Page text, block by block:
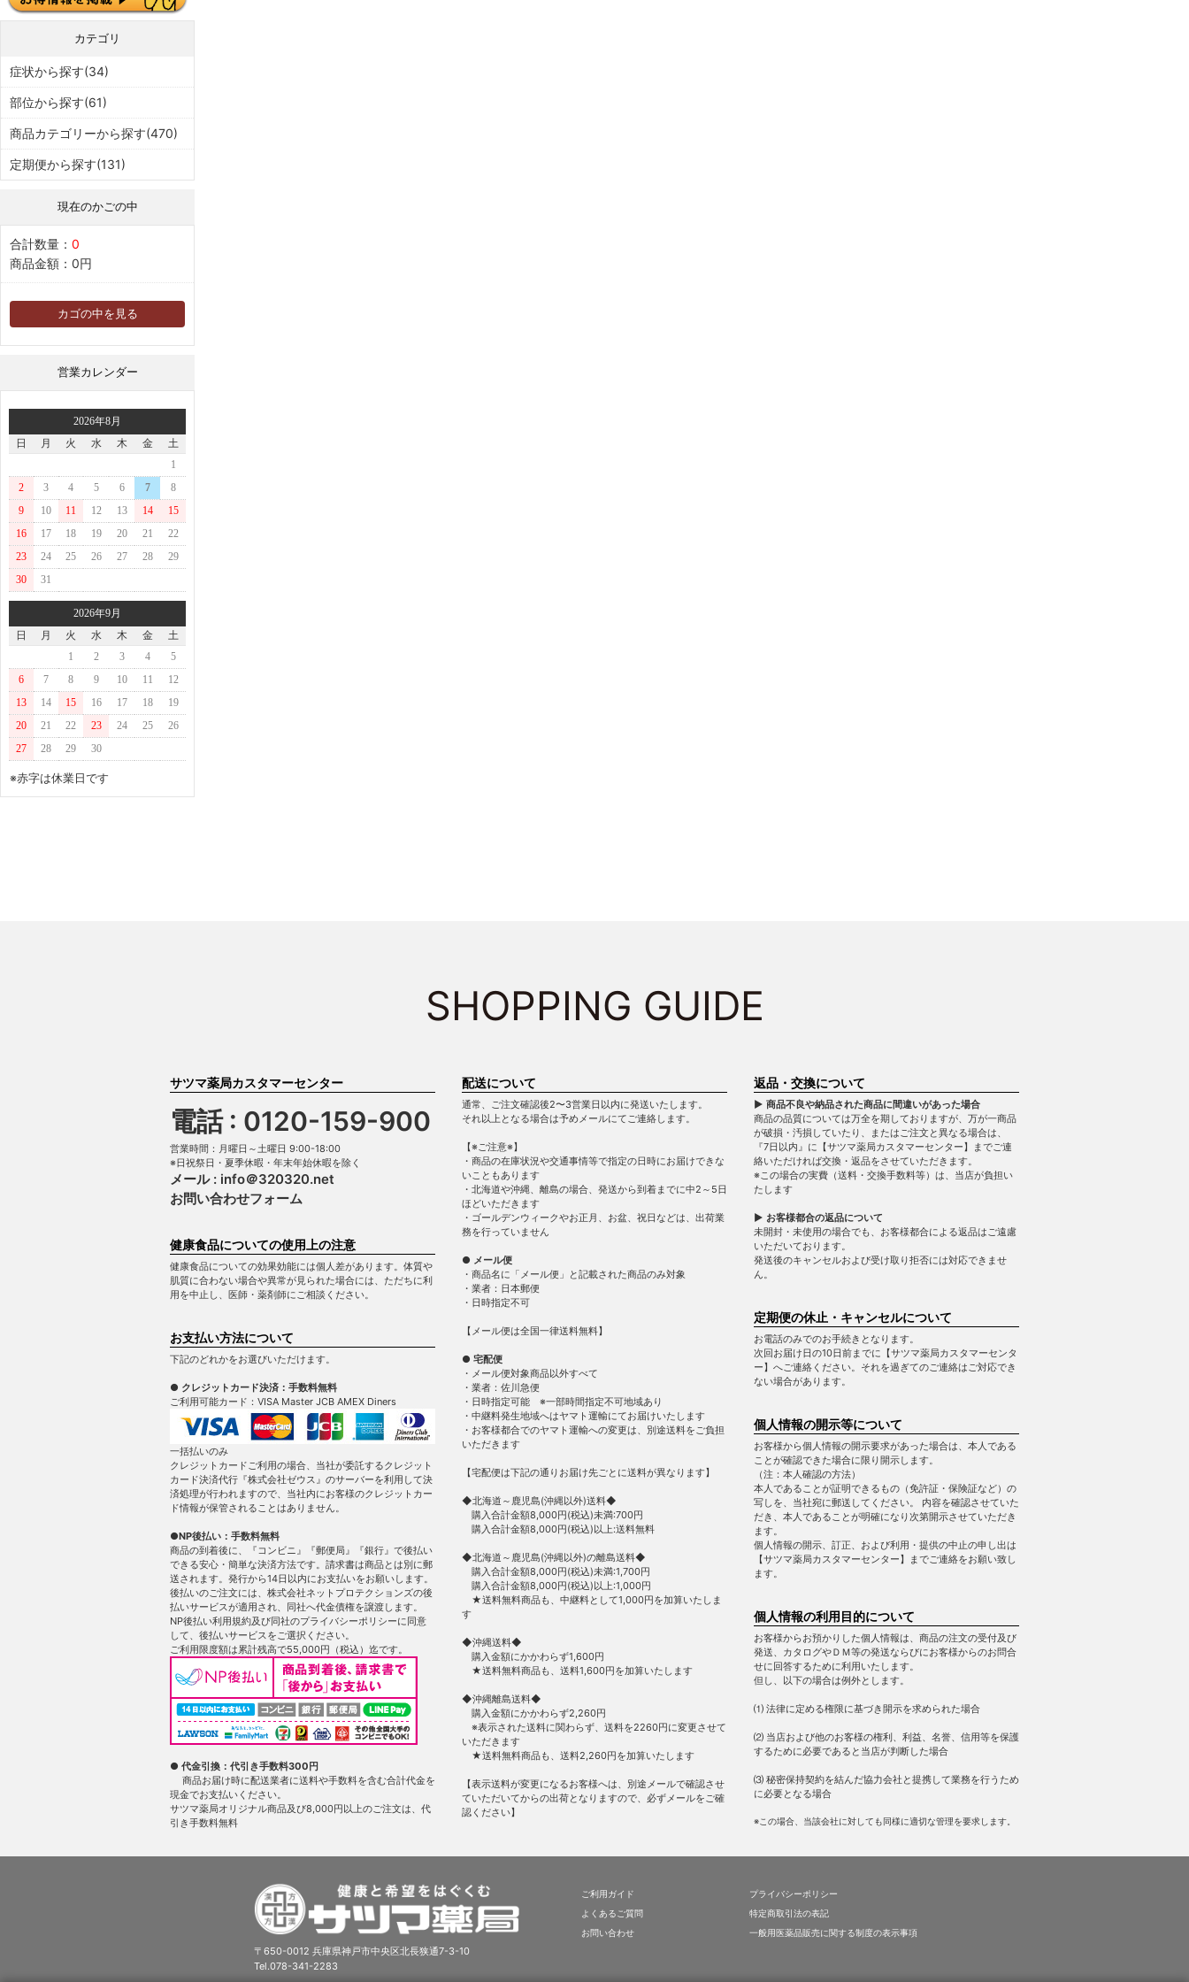
カテゴリ
症状から探す(34)
部位から探す(61)
商品カテゴリーから探す(470)
定期便から探す(131)
現在のかごの中
合計数量： 0
商品金額： 0円
カゴの中を見る
営業カレンダー
2026年8月
日
月 火 水 木 金
土
1
2
3 4 5 6 7
8
9
10 11 12 13 14
15
16
17 18 19 20 21
22
23
24 25 26 27 28
29
30
31
2026年9月
日
月 火 水 木 金
土
1
2 3 4
5
6
7 8 9 10 11
12
13
14 15 16 17 18
19
20
21 22 23 24 25
26
27
28 29 30
※赤字は休業日です
SHOPPING GUIDE
サツマ薬局カスタマーセンター
電話 : 0120-159-900
営業時間：月曜日～土曜日 9:00-18:00
※日祝祭日・夏季休暇・年末年始休暇を除く
メール : info＠320320.net
お問い合わせフォーム
健康食品についての使用上の注意
健康食品についての効果効能には個人差があります。体質や
肌質に合わない場合や異常が見られた場合には、ただちに利
用を中止し、医師・薬剤師にご相談ください。
お支払い方法について
下記のどれかをお選びいただけます。
● クレジットカード決済：手数料無料
ご利用可能カード：VISA Master JCB AMEX Diners
一括払いのみ
クレジットカードご利用の場合、当社が委託するクレジット
カード決済代行『株式会社ゼウス』のサーバーを利用して決
済処理が行われますので、当社内にお客様のクレジットカー
ド情報が保管されることはありません。
●NP後払い：手数料無料
商品の到着後に、『コンビニ』『郵便局』『銀行』で後払い
できる安心・簡単な決済方法です。請求書は商品とは別に郵
送されます。発行から14日以内にお支払いをお願いします。
後払いのご注文には、株式会社ネットプロテクションズの後
払いサービスが適用され、同社へ代金債権を譲渡します。
NP後払い利用規約及び同社のプライバシーポリシーに同意
して、後払いサービスをご選択ください。
ご利用限度額は累計残高で55,000円（税込）迄です。
● 代金引換：代引き手数料300円
商品お届け時に配送業者に送料や手数料を含む合計代金を
現金でお支払いください。
サツマ薬局オリジナル商品及び8,000円以上のご注文は、代
引き手数料無料
配送について
通常、ご注文確認後2〜3営業日以内に発送いたします。
それ以上となる場合は予めメールにてご連絡します。
【※ご注意※】
・商品の在庫状況や交通事情等で指定の日時にお届けできな
いこともあります
・北海道や沖縄、離島の場合、発送から到着までに中2～5日
ほどいただきます
・ゴールデンウィークやお正月、お盆、祝日などは、出荷業
務を行っていません
● メール便
・商品名に「メール便」と記載された商品のみ対象
・業者：日本郵便
・日時指定不可
【メール便は全国一律送料無料】
● 宅配便
・メール便対象商品以外すべて
・業者：佐川急便
・日時指定可能 ※一部時間指定不可地域あり
・中継料発生地域へはヤマト運輸にてお届けいたします
・お客様都合でのヤマト運輸への変更は、別途送料をご負担
いただきます
【宅配便は下記の通りお届け先ごとに送料が異なります】
◆北海道～鹿児島(沖縄以外)送料◆
購入合計金額8,000円(税込)未満:700円
購入合計金額8,000円(税込)以上:送料無料
◆北海道～鹿児島(沖縄以外)の離島送料◆
購入合計金額8,000円(税込)未満:1,700円
購入合計金額8,000円(税込)以上:1,000円
★送料無料商品も、中継料として1,000円を加算いたしま
す
◆沖縄送料◆
購入金額にかかわらず1,600円
★送料無料商品も、送料1,600円を加算いたします
◆沖縄離島送料◆
購入金額にかかわらず2,260円
※表示された送料に関わらず、送料を2260円に変更させて
いただきます
★送料無料商品も、送料2,260円を加算いたします
【表示送料が変更になるお客様へは、別途メールで確認させ
ていただいてからの出荷となりますので、必ずメールをご確
認ください】
返品・交換について
▶ 商品不良や納品された商品に間違いがあった場合
商品の品質については万全を期しておりますが、万が一商品
が破損・汚損していたり、またはご注文と異なる場合は、
『7日以内』に【サツマ薬局カスタマーセンター】までご連
絡いただければ交換・返品をさせていただきます。
※この場合の実費（送料・交換手数料等）は、当店が負担い
たします
▶ お客様都合の返品について
未開封・未使用の場合でも、お客様都合による返品はご遠慮
いただいております。
発送後のキャンセルおよび受け取り拒否には対応できませ
ん。
定期便の休止・キャンセルについて
お電話のみでのお手続きとなります。
次回お届け日の10日前までに【サツマ薬局カスタマーセンタ
ー】へご連絡ください。それを過ぎてのご連絡はご対応でき
ない場合があります。
個人情報の開示等について
お客様から個人情報の開示要求があった場合は、本人である
ことが確認できた場合に限り開示します。
（注：本人確認の方法）
本人であることが証明できるもの（免許証・保険証など）の
写しを、当社宛に郵送してください。 内容を確認させていた
だき、本人であることが明確になり次第開示させていただき
ます。
個人情報の開示、訂正、および利用・提供の中止の申し出は
【サツマ薬局カスタマーセンター】までご連絡をお願い致し
ます。
個人情報の利用目的について
お客様からお預かりした個人情報は、商品の注文の受付及び
発送、カタログやＤＭ等の発送ならびにお客様からのお問合
せに回答するために利用いたします。
但し、以下の場合は例外とします。
⑴ 法律に定める権限に基づき開示を求められた場合
⑵ 当店および他のお客様の権利、利益、名誉、信用等を保護
するために必要であると当店が判断した場合
⑶ 秘密保持契約を結んだ協力会社と提携して業務を行うため
に必要となる場合
※この場合、当該会社に対しても同様に適切な管理を要求します。
〒650-0012 兵庫県神戸市中央区北長狭通7-3-10
Tel.078-341-2283
ご利用ガイド
よくあるご質問
お問い合わせ
プライバシーポリシー
特定商取引法の表記
一般用医薬品販売に関する制度の表示事項